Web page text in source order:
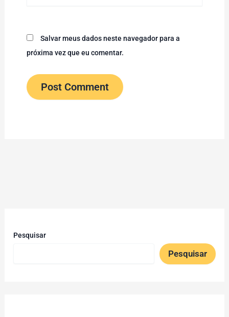
Salvar meus dados neste navegador para a
próxima vez que eu comentar.
Pesquisar
Pesquisar